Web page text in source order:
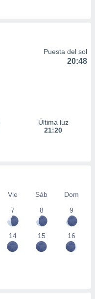
Puesta del sol
20:48
Última luz
21:20
Vie Sáb
Dom
7 8 9
14 15 16